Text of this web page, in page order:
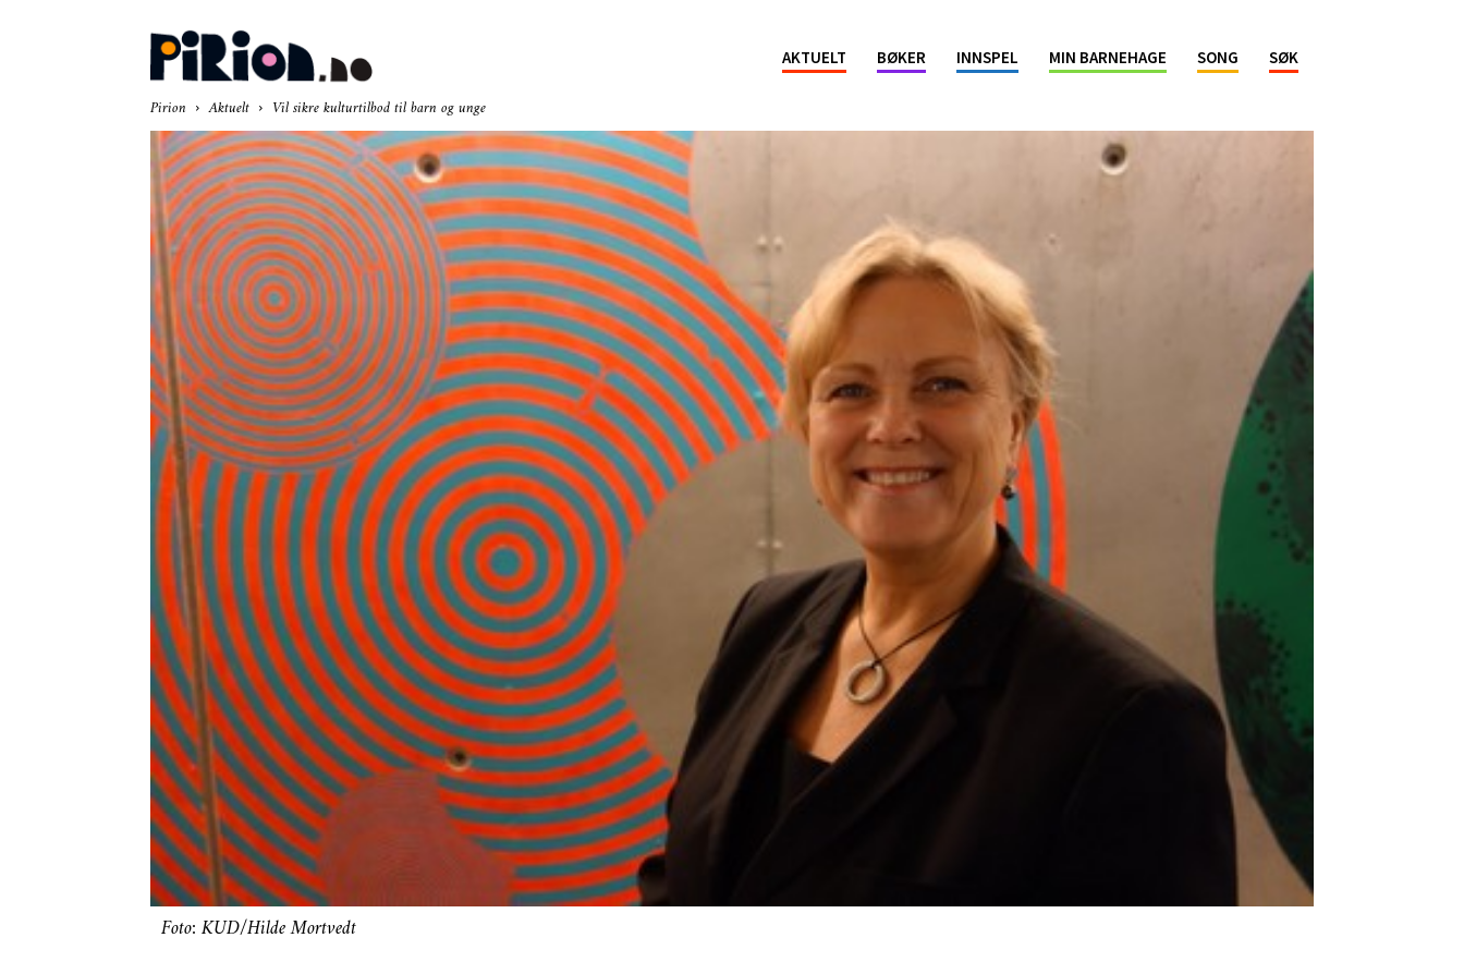
AKTUELT BØKER INNSPEL MIN BARNEHAGE SONG SØK
Pirion Aktuelt Vil sikre kulturtilbod til barn og unge
Foto: KUD/Hilde Mortvedt